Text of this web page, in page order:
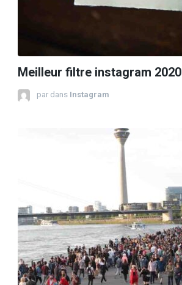
Meilleur filtre instagram 2020
par dans Instagram